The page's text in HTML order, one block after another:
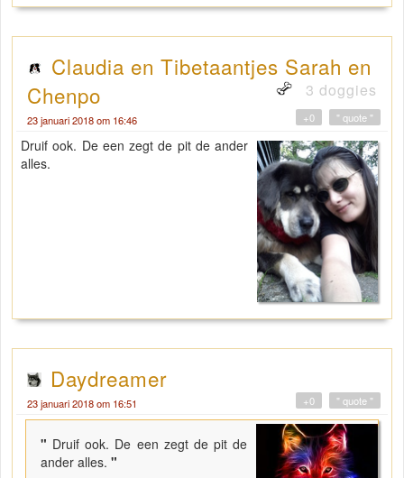
Claudia en Tibetaantjes Sarah en
Chenpo
3 doggies
23 januari 2018 om 16:46 " quote "
+0
Druif ook. De een zegt de pit de ander
alles.
Daydreamer
23 januari 2018 om 16:51 " quote "
+0
" Druif ook. De een zegt de pit de
ander alles. "